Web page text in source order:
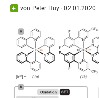
von Peter Huy·02.01.2020